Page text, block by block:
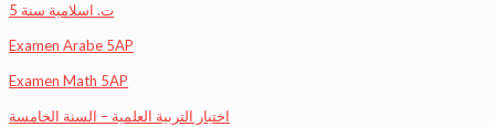
ت. اسلامية سنة 5
Examen Arabe 5AP
Examen Math 5AP
اختبار التربية العلمية – السنة الخامسة